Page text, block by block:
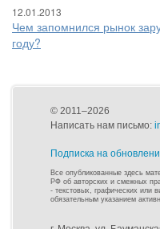
12.01.2013
Чем запомнился рынок
году?
© 2011–2026
Написать нам письмо:
Подписка на
Все опубликованные здесь
РФ об авторских и смежных
- текстовых, графических или
обязательным указанием